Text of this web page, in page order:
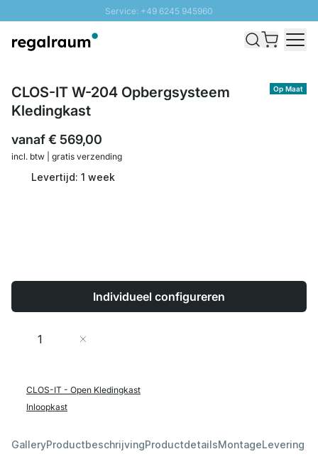
Service: +49 6245 945960
Snelle levering - Gratis verzending vanaf €100
Op Maat
CLOS-IT W-204 Opbergsysteem
Kledingkast
vanaf€ 569,00
incl. btw | gratis verzending
Levertijd: 1 week
Individueel configureren
Aantal
CLOS-IT - Open Kledingkast
Inloopkast
GalleryProductbeschrijvingProductdetailsMontageLevering